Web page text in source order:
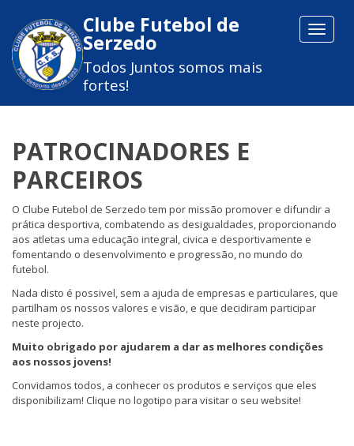
Toggle
Clube Futebol de
Serzedo
Todos Juntos somos mais
fortes!
PATROCINADORES E
PARCEIROS
O Clube Futebol de Serzedo tem por missão promover e difundir a
prática desportiva, combatendo as desigualdades, proporcionando
aos atletas uma educação integral, civica e desportivamente e
fomentando o desenvolvimento e progressão, no mundo do
futebol.
Nada disto é possivel, sem a ajuda de empresas e particulares, que
partilham os nossos valores e visão, e que decidiram participar
neste projecto.
Muito obrigado por ajudarem a dar as melhores condições
aos nossos jovens!
Convidamos todos, a conhecer os produtos e serviços que eles
disponibilizam! Clique no logotipo para visitar o seu website!